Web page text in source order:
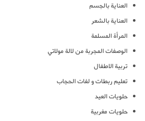
العناية بالجسم
العناية بالشعر
المرأة المسلمة
الوصفات المجربة من لالة مولاتي
تربية الاطفال
تعليم ربطات و لفات الحجاب
حلويات العيد
حلويات مغربية